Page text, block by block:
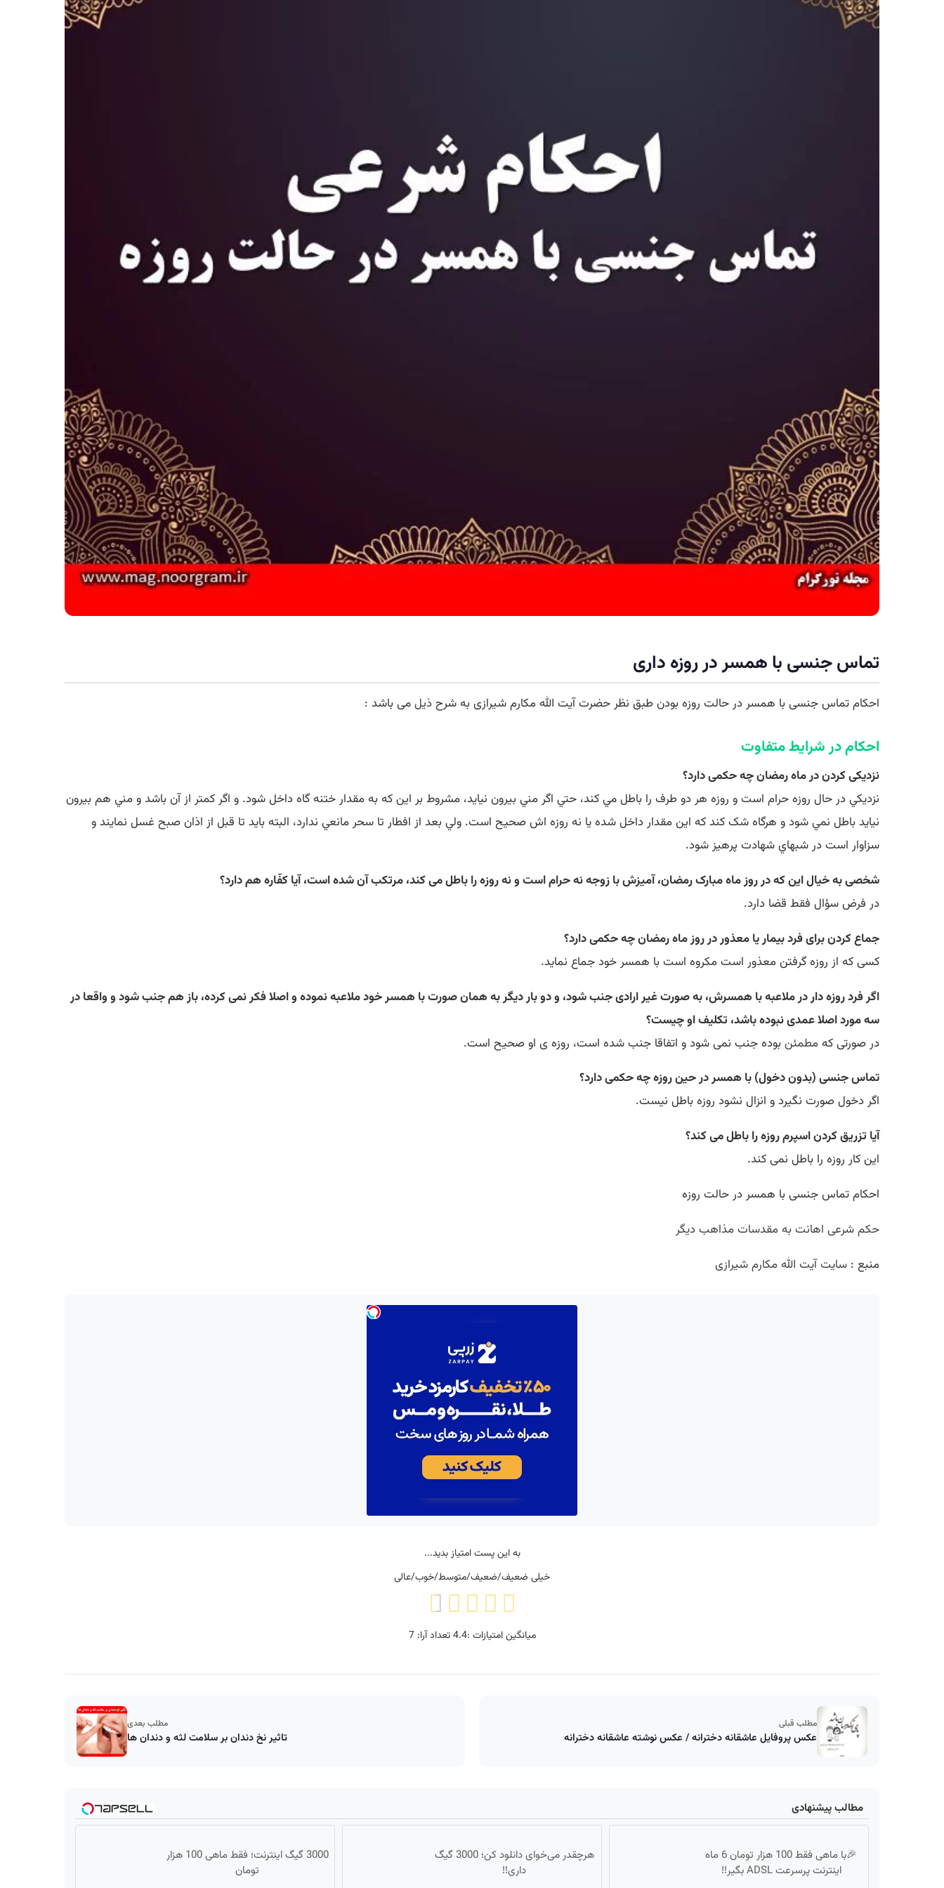
تماس جنسی با همسر در روزه داری
احکام تماس جنسی با همسر در حالت روزه بودن طبق نظر حضرت آیت الله مکارم شیرازی به شرحذیلمی باشد :
احکام در شرایط متفاوت
نزدیکی کردن در ماه رمضان چه حکمی دارد؟
نزديکي در حال روزه حرام است و روزه هر دو طرف را باطل مي کند، حتي اگر مني بيرون نيايد، مشروط بر اين که به مقدار ختنه گاه داخل شود. و اگر کمتر از آن باشد و مني هم بيرون
نيايد باطل نمي شود و هرگاه شک کند که اين مقدار داخل شده يا نه روزه اش صحيح است. ولي بعد از افطار تا سحر مانعي ندارد، البته بايد تا قبل از اذان صبح غسل نمايند و
سزاوار است در شبهاي شهادت پرهيز شود.
شخصى به خیال این که در روز ماه مبارک رمضان، آمیزش با زوجه نه حرام است و نه روزه را باطل مى کند، مرتکب آن شده است، آیا کفّاره هم دارد؟
در فرض سؤال فقط قضا دارد.
جماع کردن برای فرد بیمار یا معذور در روز ماه رمضان چه حکمی دارد؟
كسى كه از روزه گرفتن معذور است مكروه است با همسر خود جماع نماید.
اگر فرد روزه دار در ملاعبه با همسرش، به صورت غیر ارادی جنب شود، و دو بار دیگر به همان صورت با همسر خود ملاعبه نموده و اصلا فکر نمی کرده، باز هم جنب شود و واقعا در
سه مورد اصلا عمدی نبوده باشد، تکلیف او چیست؟
در صورتی که مطمئنبوده جنب نمی شود و اتفاقا جنب شده است، روزه ی او صحیح است.
تماس جنسی (بدون دخول) با همسر در حین روزه چه حکمی دارد؟
اگر دخول صورت نگیرد و انزال نشود روزه باطل نیست.
آیا تزریق کردن اسپرم روزه را باطل می کند؟
این کار روزه را باطل نمی کند.
احکام تماس جنسی با همسر در حالت روزه
حکم شرعی اهانت به مقدسات مذاهب دیگر
منبع : سایت آیت الله مکارم شیرازی
به این پست امتیاز بدید...
خیلی ضعیف/ضعیف/متوسط/خوب/عالی
میانگین امتیازات :4.4تعداد آرا:7
مطلب قبلی
عکس پروفایل عاشقانه دخترانه / عکس نوشته عاشقانه دخترانه
مطلب بعدی
تاثیر نخ دندان بر سلامت لثه و دندان ها
مطالب پیشنهادی
🎉با ماهی فقط 100 هزار تومان 6 ماه
اینترنت پرسرعت ADSL بگیر!!
هرچقدر می‌خوای دانلود کن؛ 3000 گیگ
داری!!
3000 گیگ اینترنت؛ فقط ماهی 100 هزار
تومان